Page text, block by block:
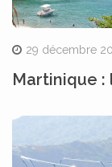
29 décembre
Martinique :